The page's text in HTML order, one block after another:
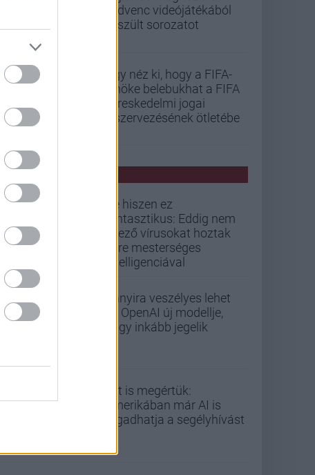
kedvenc videójátékából
készült sorozatot
Úgy néz ki, hogy a FIFA-
elnöke belebukhat a FIFA
kereskedelmi jogai
kiszervezésének ötletébe
PCW HÍREK
De hiszen ez
fantasztikus: Eddig nem
létező vírusokat hoztak
létre mesterséges
intelligenciával
Annyira veszélyes lehet
az OpenAI új modellje,
hogy inkább jegelik
Ezt is megértük:
Amerikában már AI is
fogadhatja a segélyhívást